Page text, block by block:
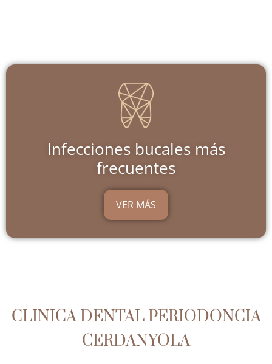
Infecciones bucales más
frecuentes
VER MÁS
CLINICA DENTAL PERIODONCIA
CERDANYOLA